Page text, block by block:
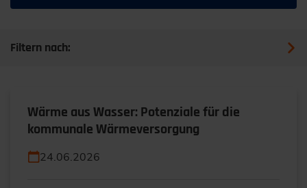
Filtern nach:
Wärme aus Wasser: Potenziale für die
kommunale Wärmeversorgung
24.06.2026